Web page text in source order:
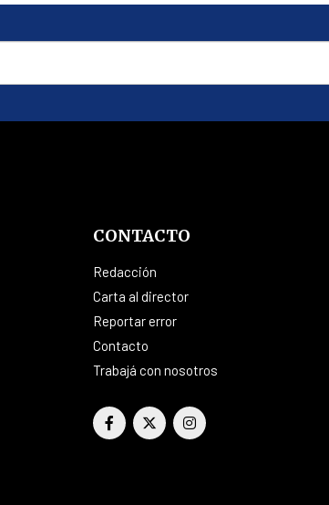
CONTACTO
Redacción
Carta al director
Reportar error
Contacto
Trabajá con nosotros